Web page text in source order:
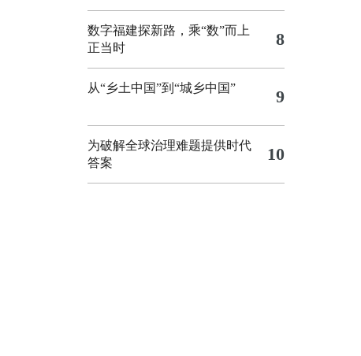
数字福建探新路，乘“数”而上
正当时
8
从“乡土中国”到“城乡中国” 9
为破解全球治理难题提供时代
答案
10